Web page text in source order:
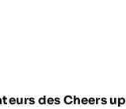
des Cheers up